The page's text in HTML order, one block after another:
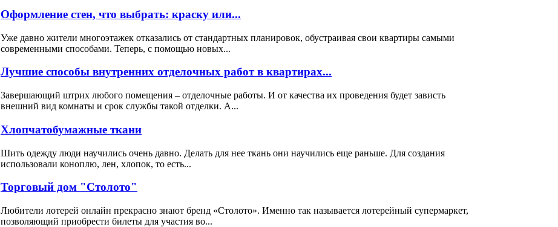
Оформление стен, что выбрать: краску или...
Уже давно жители многоэтажек отказались от стандартных планировок, обустраивая свои квартиры самыми
современными способами. Теперь, с помощью новых...
Лучшие способы внутренних отделочных работ в квартирах...
Завершающий штрих любого помещения – отделочные работы. И от качества их проведения будет зависть
внешний вид комнаты и срок службы такой отделки. А...
Хлопчатобумажные ткани
Шить одежду люди научились очень давно. Делать для нее ткань они научились еще раньше. Для создания
использовали коноплю, лен, хлопок, то есть...
Торговый дом "Столото"
Любители лотерей онлайн прекрасно знают бренд «Столото». Именно так называется лотерейный супермаркет,
позволяющий приобрести билеты для участия во...